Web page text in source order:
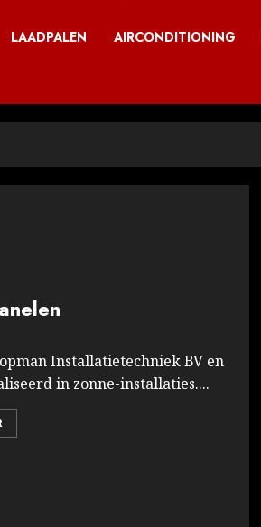
LAADPALEN AIRCONDITIONING
Installatietechniek BV en
in zonne-installaties....